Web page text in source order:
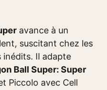
avance à un
suscitant chez les
inédits. Il adapte
Ball Super: Super
Piccolo avec Cell